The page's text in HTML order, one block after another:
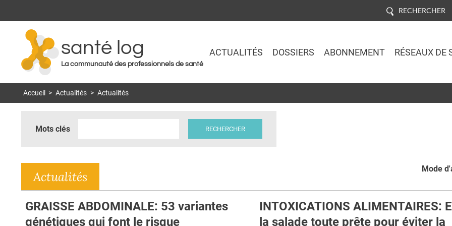
RECHERCHER
santé log
La communauté des professionnels de santé
ACTUALITÉS DOSSIERS ABONNEMENT RÉSEAUX DE
Accueil > Actualités > Actualités
Mots clés
Mode
Actualités
GRAISSE ABDOMINALE: 53 variantes
génétiques qui font le risque
INTOXICATIONS ALIMENTAIRES:
la salade toute prête pour éviter la